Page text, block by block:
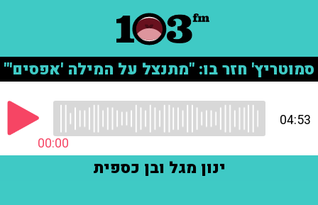
סמוטריץ' חזר בו: "מתנצל על המילה 'אפסים'"
00:00
04:53
ינון מגל ובן כספית